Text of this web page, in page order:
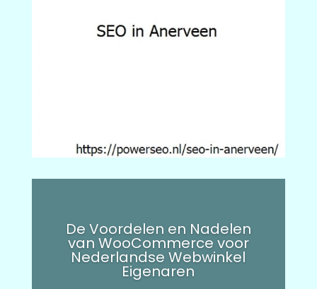
De Voordelen en Nadelen
van WooCommerce voor
Nederlandse Webwinkel
Eigenaren